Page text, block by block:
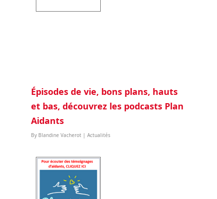
Épisodes de vie, bons plans, hauts
et bas, découvrez les podcasts Plan
Aidants
By Blandine Vacherot | Actualités